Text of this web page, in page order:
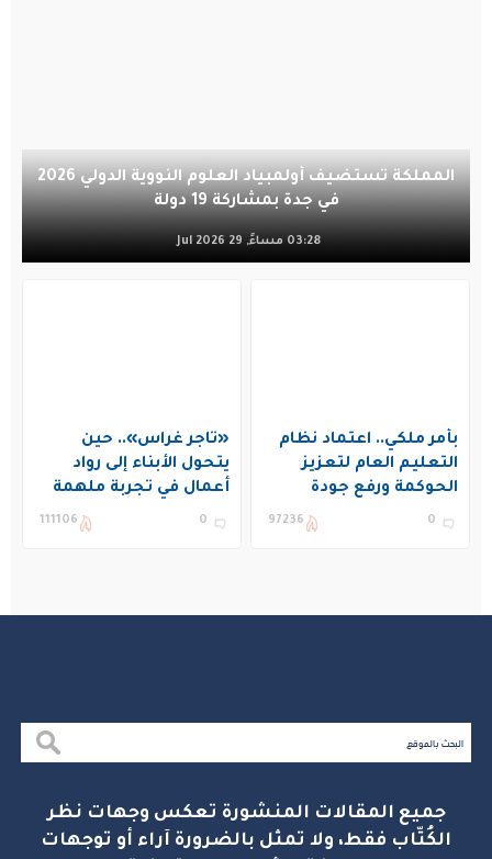
المملكة تستضيف أولمبياد العلوم النووية الدولي 2026
في جدة بمشاركة 19 دولة
03:28 مساءً, 29 Jul 2026
بأمر ملكي.. اعتماد نظام
التعليم العام لتعزيز
الحوكمة ورفع جودة
التعليم في المملكة
0
97236
«تاجر غراس».. حين
يتحول الأبناء إلى رواد
أعمال في تجربة ملهمة
بنادي غراس الصيفي
0
111106
جميع المقالات المنشورة تعكس وجهات نظر
الكُتّاب فقط، ولا تمثل بالضرورة آراء أو توجهات